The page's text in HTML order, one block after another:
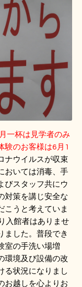
一杯は見学者のみ
験のお客様は6月1
ナウイルスが収束
おいては消毒、手
びスタッフ共にウ
対策を講じ安全な
こうと考えていま
入館者はありませ
ました。普段でき
室の手洗い場増
環境及び設備の改
る状況になりまし
お越しを心よりお